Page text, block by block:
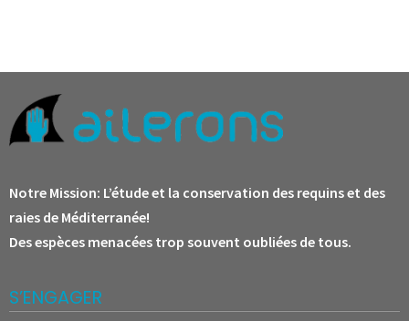
Notre Mission: L’étude et la conservation des requins et des
raies de Méditerranée!
Des espèces menacées trop souvent oubliées de tous.
S’ENGAGER